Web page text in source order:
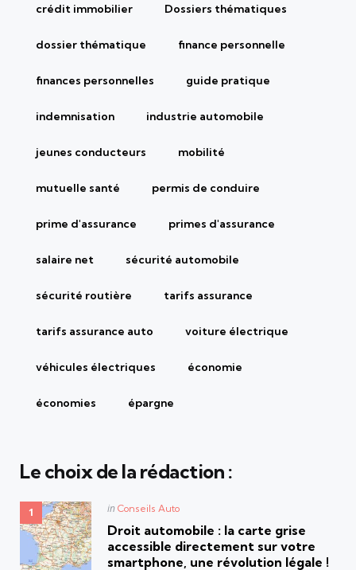
crédit immobilier Dossiers thématiques
dossier thématique finance personnelle
finances personnelles guide pratique
indemnisation industrie automobile
jeunes conducteurs mobilité
mutuelle santé permis de conduire
prime d'assurance primes d'assurance
salaire net sécurité automobile
sécurité routière tarifs assurance
tarifs assurance auto voiture électrique
véhicules électriques économie
économies épargne
Le choix de la rédaction :
Posted
in Conseils Auto
Droit automobile : la carte grise
accessible directement sur votre
smartphone, une révolution légale !